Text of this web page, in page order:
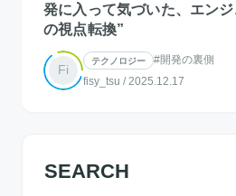
発に入って気づいた、エン
の視点転換”
Fi
テクノロジー
#開発の裏側
fisy_tsu / 2025.12.17
SEARCH